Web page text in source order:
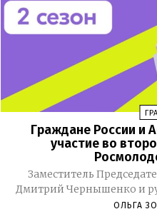
Граждане России и
участие во
Заместитель
Дмитрий Чернышенко и
ОЛЬГА